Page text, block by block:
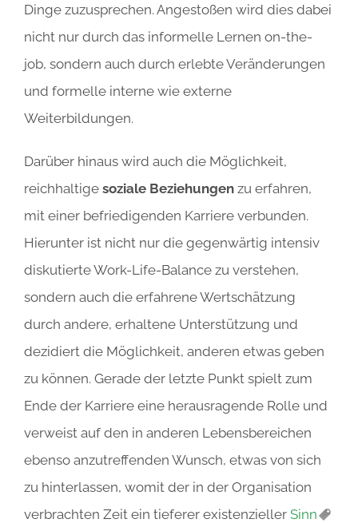
Dinge zuzusprechen. Angestoßen wird dies dabei
nicht nur durch das informelle Lernen on-the-
job, sondern auch durch erlebte Veränderungen
und formelle interne wie externe
Weiterbildungen.
Darüber hinaus wird auch die Möglichkeit,
reichhaltige soziale Beziehungen zu erfahren,
mit einer befriedigenden Karriere verbunden.
Hierunter ist nicht nur die gegenwärtig intensiv
diskutierte Work-Life-Balance zu verstehen,
sondern auch die erfahrene Wertschätzung
durch andere, erhaltene Unterstützung und
dezidiert die Möglichkeit, anderen etwas geben
zu können. Gerade der letzte Punkt spielt zum
Ende der Karriere eine herausragende Rolle und
verweist auf den in anderen Lebensbereichen
ebenso anzutreffenden Wunsch, etwas von sich
zu hinterlassen, womit der in der Organisation
verbrachten Zeit ein tieferer existenzieller Sinn